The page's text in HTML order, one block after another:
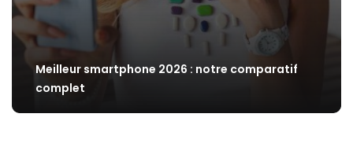
Meilleur smartphone 2026 : notre comparatif
complet